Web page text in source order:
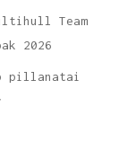
Team
2026
pillanatai